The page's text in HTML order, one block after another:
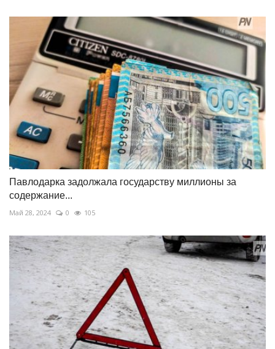
Павлодарка задолжала государству миллионы за
содержание...
Май 28, 2024 0 105